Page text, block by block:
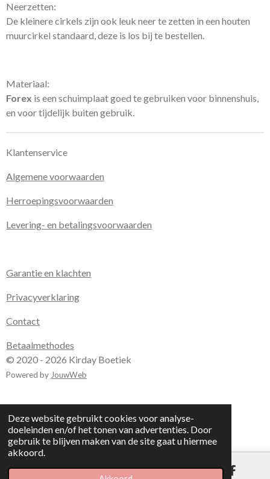
Deze website gebruikt cookies voor analyse-
doeleinden en/of het tonen van advertenties. Door
gebruik te blijven maken van de site gaat u hiermee
akkoord.
Neerzetten:
De kleinere cirkels zijn ook leuk neer te zetten in een houten
muurcirkel standaard, deze is los bij te bestellen.
Materiaal:
Forex is een schuimplaat goed te gebruiken voor binnenshuis,
en voor tijdelijk buiten gebruik.
Klantenservice
Algemene voorwaarden
Herroepingsvoorwaarden
Levering- en betalingsvoorwaarden
Garantie en klachten
Privacyverklaring
Contact
Betaalmethodes
© 2020 - 2026 Kirday Boetiek
Powered by JouwWeb